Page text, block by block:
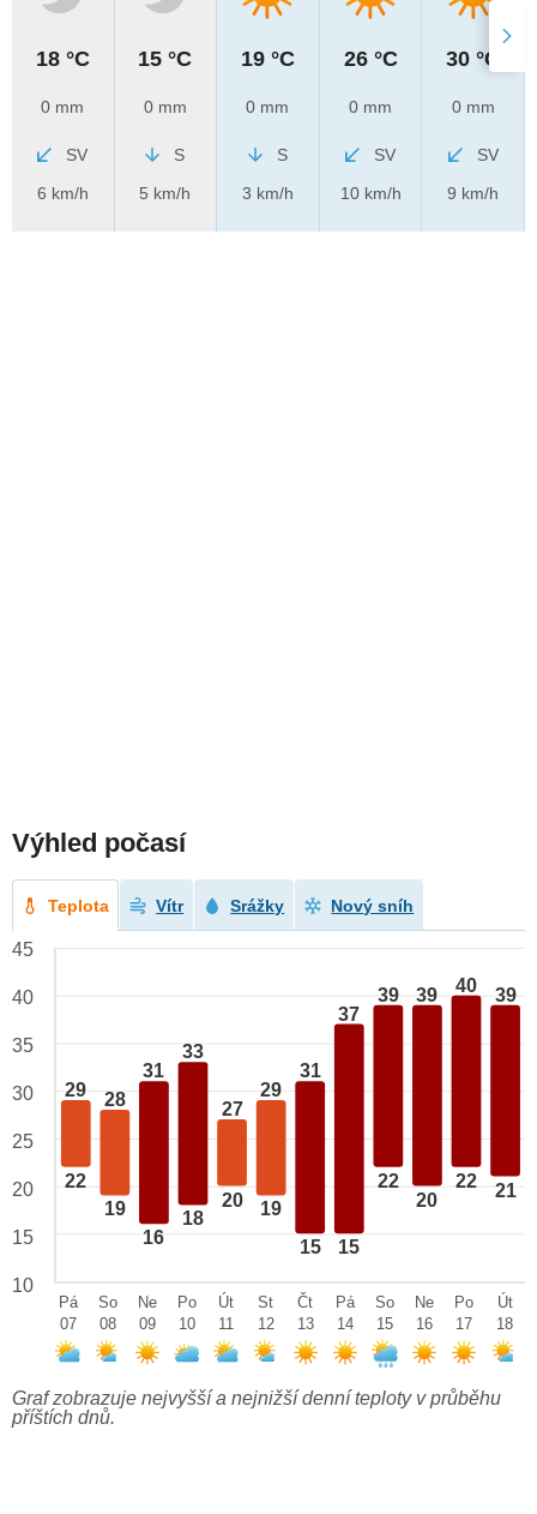
18 °C
0 mm
SV
6 km/h
15 °C
0 mm
S
5 km/h
19 °C
0 mm
S
3 km/h
26 °C
0 mm
SV
10 km/h
30 °C
0 mm
SV
9 km/h
Výhled počasí
Teplota Vítr Srážky Nový sníh
29
22
28
19
31
16
33
18
27
20
29
19
31
15
37
15
39
22
39
20
40
22
39
21
45
40
35
30
25
20
15
10
Pá
07
So
08
Ne
09
Po
10
Út
11
St
12
Čt
13
Pá
14
So
15
Ne
16
Po
17
Út
18
Graf zobrazuje nejvyšší a nejnižší denní teploty v průběhu
příštích dnů.